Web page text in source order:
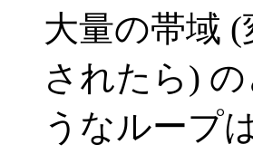
大量の帯域
されたら)
うなループ